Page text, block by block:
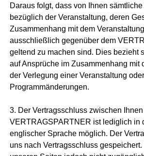
Daraus folgt, dass von Ihnen
bezüglich der Veranstaltung, deren
Zusammenhang mit dem
ausschließlich gegenüber dem
geltend zu machen sind. Dies bezieht
auf Ansprüche im Zusammenhang mit
der Verlegung einer Veranstaltung oder
Programmänderungen.
3. Der Vertragsschluss zwischen
VERTRAGSPARTNER ist lediglich in
englischer Sprache möglich. Der
uns nach Vertragsschluss